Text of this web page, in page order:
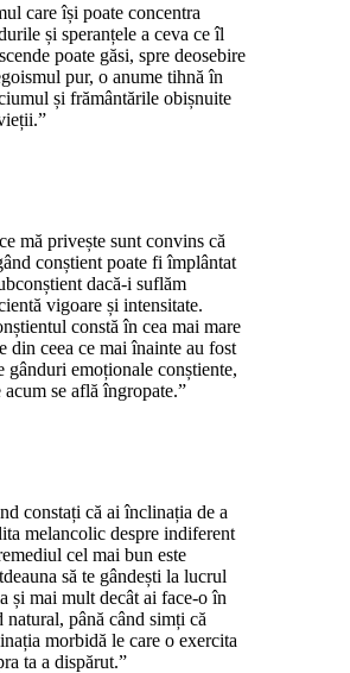
care își poate concentra
și speranțele a ceva ce îl
poate găsi, spre deosebire
pur, o anume tihnă în
și frământările obișnuite
mă privește sunt convins că
conștient poate fi împlântat
dacă-i suflăm
vigoare și intensitate.
constă în cea mai mare
din ceea ce mai înainte au fost
gânduri emoționale conștiente,
acum se află îngropate.”
constați că ai înclinația de a
melancolic despre indiferent
cel mai bun este
să te gândești la lucrul
și mai mult decât ai face-o în
natural, până când simți că
morbidă le care o exercita
ta a dispărut.”